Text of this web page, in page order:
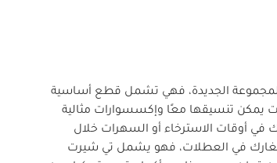
الجديدة، فهي تشمل قطع أساسية
يمكن تنسيقها معًا وإكسسوارات مثالية
في أوقات الاسترخاء أو السهرات خلال
صغارك في العطلات، فهو يشمل تي شيرت